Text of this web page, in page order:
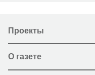
Проекты
О газете